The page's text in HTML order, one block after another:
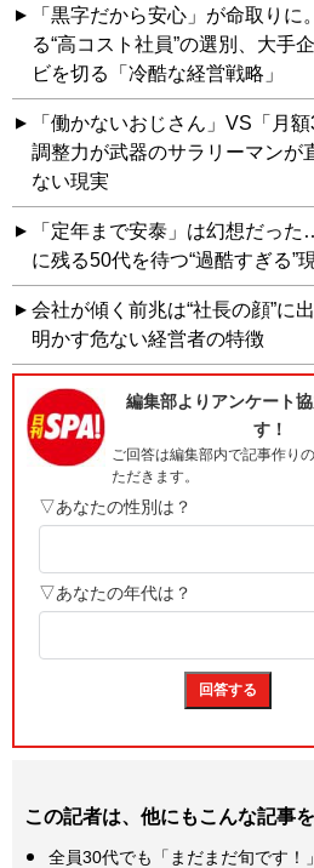
「黒字だから安心」が命取りに
る“高コスト社員”の選別、大手
ビを切る「冷酷な経営戦略」
「働かないおじさん」VS「月額
調整力が武器のサラリーマンが
ない現実
「定年まで安泰」は幻想だっ
に残る50代を待つ“過酷すぎる”
会社が傾く前兆は“社長の顔”に
明かす危ない経営者の特徴
この記者は、他にもこんな記事
全員30代でも「まだまだ旬です